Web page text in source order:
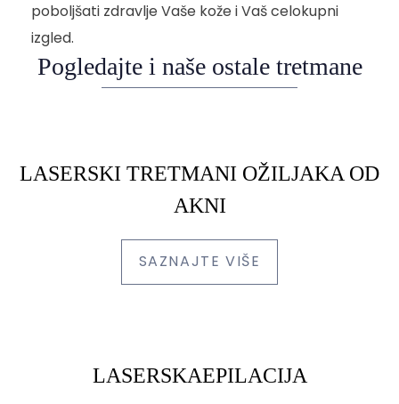
poboljšati zdravlje Vaše kože i Vaš celokupni
izgled.
Pogledajte i naše ostale tretmane
LASERSKI TRETMANI OŽILJAKA OD
AKNI
SAZNAJTE VIŠE
LASERSKAEPILACIJA